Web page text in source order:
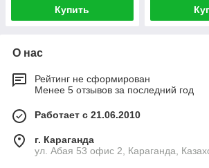
Купить
О нас
Рейтинг не сформирован
Менее 5 отзывов за последний год
Работает с 21.06.2010
г. Караганда
ул. Абая 53 офис 2, Караганда,